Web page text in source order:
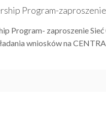
Program-zaproszenie
Program- zaproszenie
wniosków na